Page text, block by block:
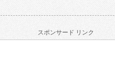
スポンサード リンク